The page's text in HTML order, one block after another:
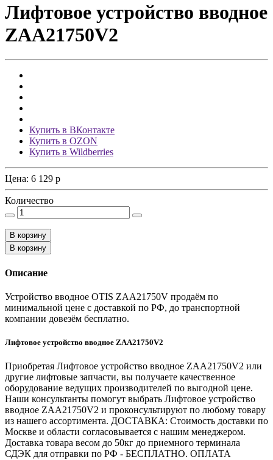
Лифтовое устройство вводное
ZAA21750V2
Купить в ВКонтакте
Купить в OZON
Купить в Wildberries
Цена: 6 129 p
Количество
В корзину
В корзину
Описание
Устройство вводное OTIS ZAA21750V продаём по
минимальной цене с доставкой по РФ, до транспортной
компании довезём бесплатно.
Лифтовое устройство вводное ZAA21750V2
Приобретая Лифтовое устройство вводное ZAA21750V2 или
другие лифтовые запчасти, вы получаете качественное
оборудование ведущих производителей по выгодной цене.
Наши консультанты помогут выбрать Лифтовое устройство
вводное ZAA21750V2 и проконсультируют по любому товару
из нашего ассортимента. ДОСТАВКА: Стоимость доставки по
Москве и области согласовывается с нашим менеджером.
Доставка товара весом до 50кг до приемного терминала
СДЭК для отправки по РФ - БЕСПЛАТНО. ОПЛАТА